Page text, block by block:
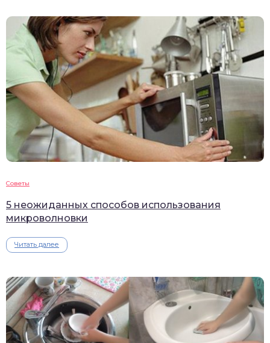
Советы
5 неожиданных способов использования
микроволновки
Читать далее